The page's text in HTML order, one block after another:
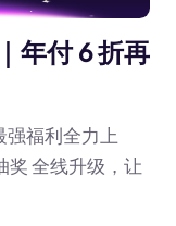
年付 6 折再
强福利全力上
奖 全线升级，让